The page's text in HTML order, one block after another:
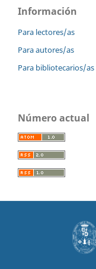
Información
Para lectores/as
Para autores/as
Para bibliotecarios/as
Número actual